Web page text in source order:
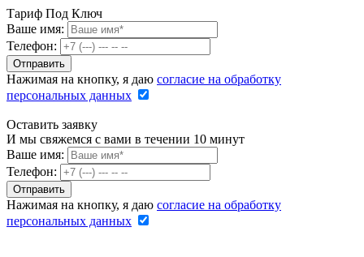
Тариф Под Ключ
Ваше имя:
Телефон:
Нажимая на кнопку, я даю согласие на обработку
персональных данных
Оставить заявку
И мы свяжемся с вами в течении 10 минут
Ваше имя:
Телефон:
Нажимая на кнопку, я даю согласие на обработку
персональных данных